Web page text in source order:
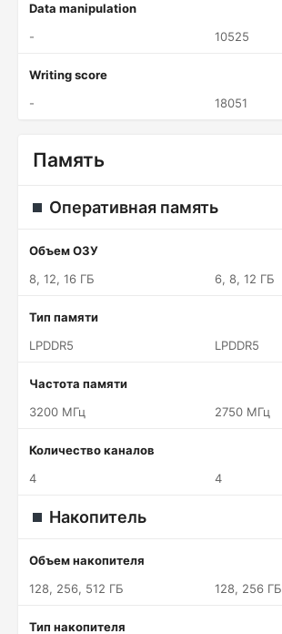
Data manipulation
-
10525
Writing score
-
18051
Память
Оперативная память
Объем ОЗУ
8, 12, 16 ГБ
6, 8, 12 ГБ
Тип памяти
LPDDR5
LPDDR5
Частота памяти
3200 МГц
2750 МГц
Количество каналов
4
4
Накопитель
Объем накопителя
128, 256, 512 ГБ
128, 256 ГБ
Тип накопителя